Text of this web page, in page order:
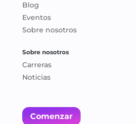
Blog
Eventos
Sobre nosotros
Sobre nosotros
Carreras
Noticias
Comenzar